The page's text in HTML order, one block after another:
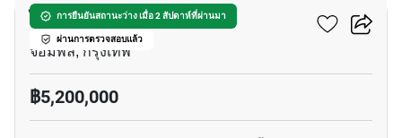
การยืนยันสถานะว่าง เมื่อ 2 สัปดาห์ที่ผ่านมา
ผ่านการตรวจสอบแล้ว
ไลฟ์ ลาดพร้าว แวลลีย์
จอมพล, กรุงเทพ
฿5,200,000